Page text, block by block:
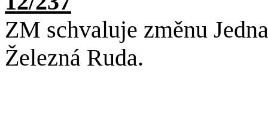
ZM schvaluje změnu
Železná Ruda.